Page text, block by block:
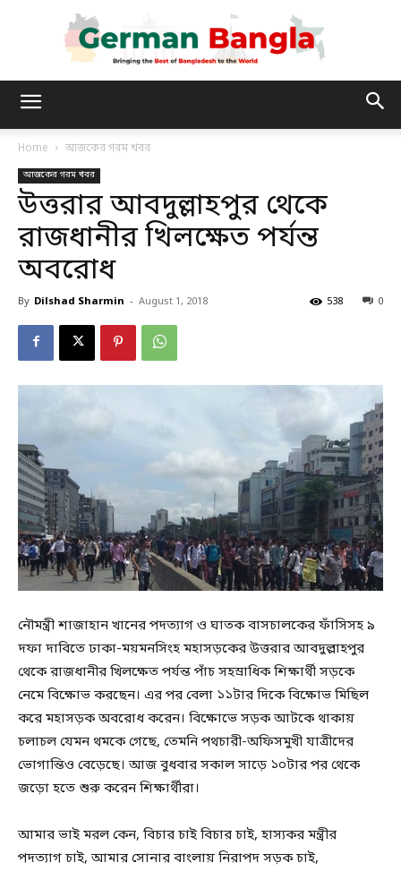
Bangla
Home আজকের গরম খবর
আজকের গরম খবর
উত্তরার আবদুল্লাহপুর থেকে
রাজধানীর খিলক্ষেত পর্যন্ত
অবরোধ
By Dilshad Sharmin - August 1, 2018 0
538
নৌমন্ত্রী শাজাহান খানের পদত্যাগ ও ঘাতক বাসচালকের ফাঁসিসহ ৯
দফা দাবিতে ঢাকা-ময়মনসিংহ মহাসড়কের উত্তরার আবদুল্লাহপুর
থেকে রাজধানীর খিলক্ষেত পর্যন্ত পাঁচ সহস্রাধিক শিক্ষার্থী সড়কে
নেমে বিক্ষোভ করছেন। এর পর বেলা ১১টার দিকে বিক্ষোভ মিছিল
করে মহাসড়ক অবরোধ করেন। বিক্ষোভে সড়ক আটকে থাকায়
চলাচল যেমন থমকে গেছে, তেমনি পথচারী-অফিসমুখী যাত্রীদের
ভোগান্তিও বেড়েছে। আজ বুধবার সকাল সাড়ে ১০টার পর থেকে
জড়ো হতে শুরু করেন শিক্ষার্থীরা।
আমার ভাই মরল কেন, বিচার চাই বিচার চাই, হাস্যকর মন্ত্রীর
পদত্যাগ চাই, আমার সোনার বাংলায় নিরাপদ সড়ক চাই,